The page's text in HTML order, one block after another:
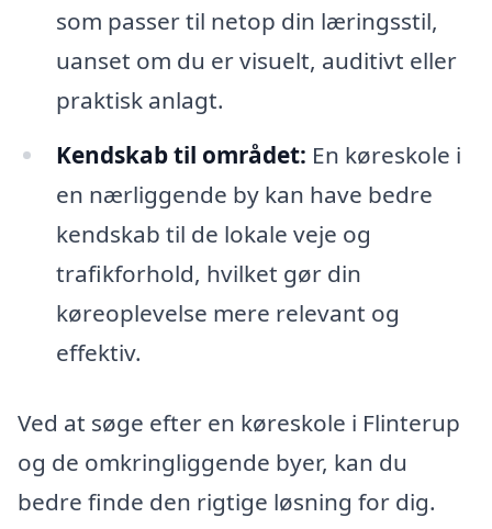
som passer til netop din læringsstil,
uanset om du er visuelt, auditivt eller
praktisk anlagt.
Kendskab til området: En køreskole i
en nærliggende by kan have bedre
kendskab til de lokale veje og
trafikforhold, hvilket gør din
køreoplevelse mere relevant og
effektiv.
Ved at søge efter en køreskole i Flinterup
og de omkringliggende byer, kan du
bedre finde den rigtige løsning for dig.